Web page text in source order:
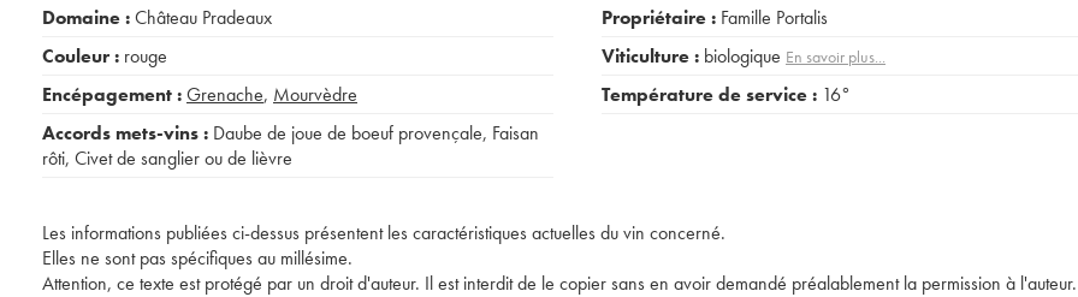
Domaine :Château Pradeaux
Couleur : rouge
Encépagement :Grenache, Mourvèdre
Accords mets-vins : Daube de joue de boeuf provençale, Faisan
rôti, Civet de sanglier ou de lièvre
Propriétaire : Famille Portalis
Viticulture : biologique En savoir plus...
Température de service : 16°
Les informations publiées ci-dessus présentent les caractéristiques actuelles du vin concerné.
Elles ne sont pas spécifiques au millésime.
Attention, ce texte est protégé par un droit d'auteur. Il est interdit de le copier sans en avoir demandé préalablement la permission à l'auteur.